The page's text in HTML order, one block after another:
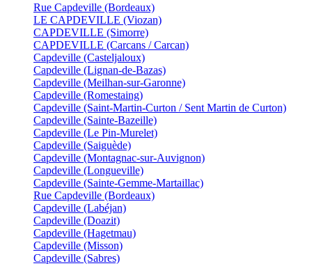
Rue Capdeville (Bordeaux)
LE CAPDEVILLE (Viozan)
CAPDEVILLE (Simorre)
CAPDEVILLE (Carcans / Carcan)
Capdeville (Casteljaloux)
Capdeville (Lignan-de-Bazas)
Capdeville (Meilhan-sur-Garonne)
Capdeville (Romestaing)
Capdeville (Saint-Martin-Curton / Sent Martin de Curton)
Capdeville (Sainte-Bazeille)
Capdeville (Le Pin-Murelet)
Capdeville (Saiguède)
Capdeville (Montagnac-sur-Auvignon)
Capdeville (Longueville)
Capdeville (Sainte-Gemme-Martaillac)
Rue Capdeville (Bordeaux)
Capdeville (Labéjan)
Capdeville (Doazit)
Capdeville (Hagetmau)
Capdeville (Misson)
Capdeville (Sabres)